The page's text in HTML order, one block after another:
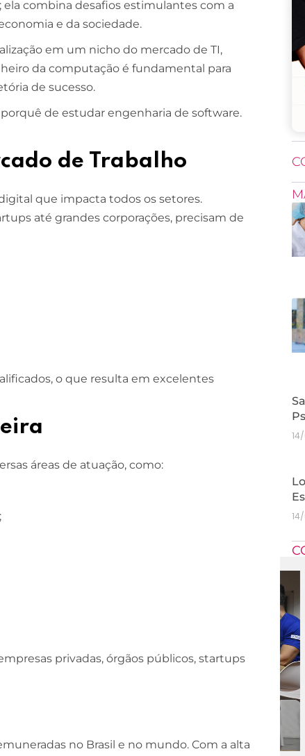
ela combina desafios estimulantes com a
e da sociedade.
em um nicho do mercado de TI,
da computação é fundamental para
de sucesso.
de estudar engenharia de software.
de Trabalho
que impacta todos os setores.
até grandes corporações, precisam de
o que resulta em excelentes
áreas de atuação, como:
privadas, órgãos públicos, startups
no Brasil e no mundo. Com a alta